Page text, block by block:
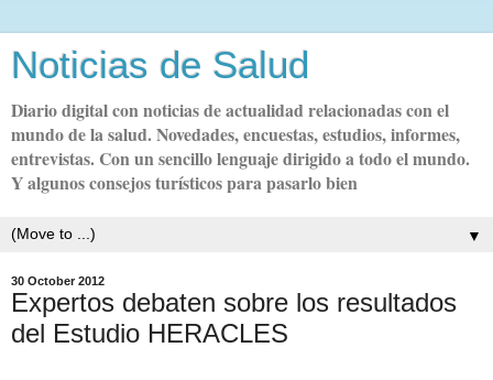
Noticias de Salud
Diario digital con noticias de actualidad relacionadas con el
mundo de la salud. Novedades, encuestas, estudios, informes,
entrevistas. Con un sencillo lenguaje dirigido a todo el mundo.
Y algunos consejos turísticos para pasarlo bien
▼
30 October 2012
Expertos debaten sobre los resultados
del Estudio HERACLES